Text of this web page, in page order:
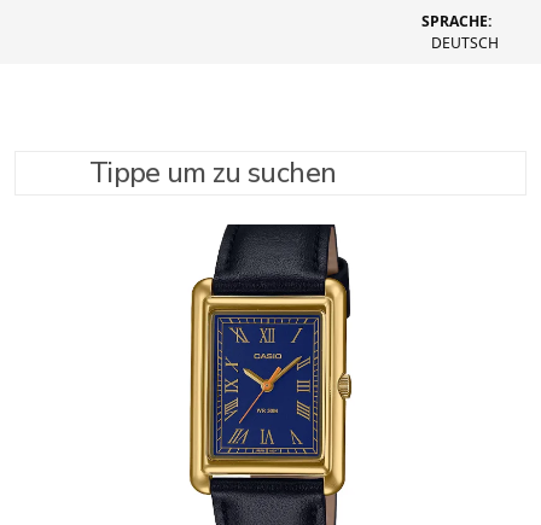
SPRACHE:
DEUTSCH
Tippe um zu suchen